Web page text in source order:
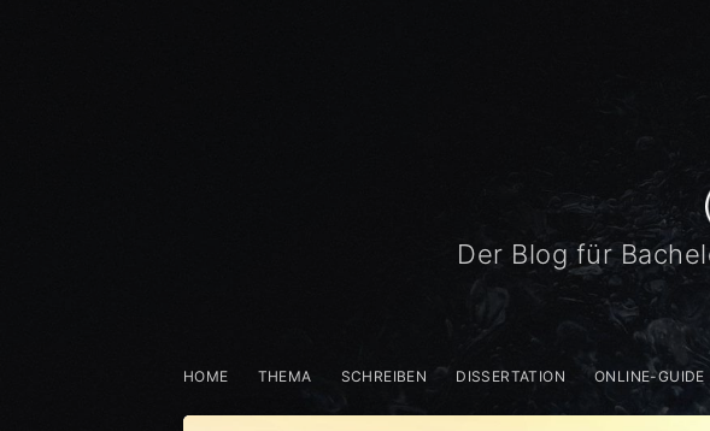
Der Blog für
HOME THEMA SCHREIBEN DISSERTATION ONLINE-GUIDE